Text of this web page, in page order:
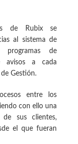
de Rubix se
al sistema de
de
avisos a cada
Gestión.
entre los
con ello una
sus clientes,
el que fueran